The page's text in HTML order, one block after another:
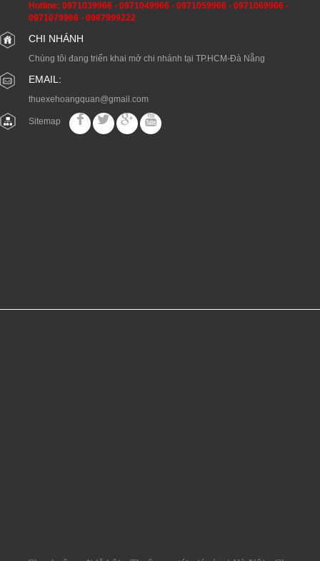
Hotline: 0971039966 - 0971049966 - 0971059966 - 0971069966 -
0971079966 - 0987999222
CHI NHÁNH
Chúng tôi đang triển khai mở chi nhánh tại TP.HCM-Đà Nẵng
EMAIL:
thuexehoangquan@gmail.com
Sitemap